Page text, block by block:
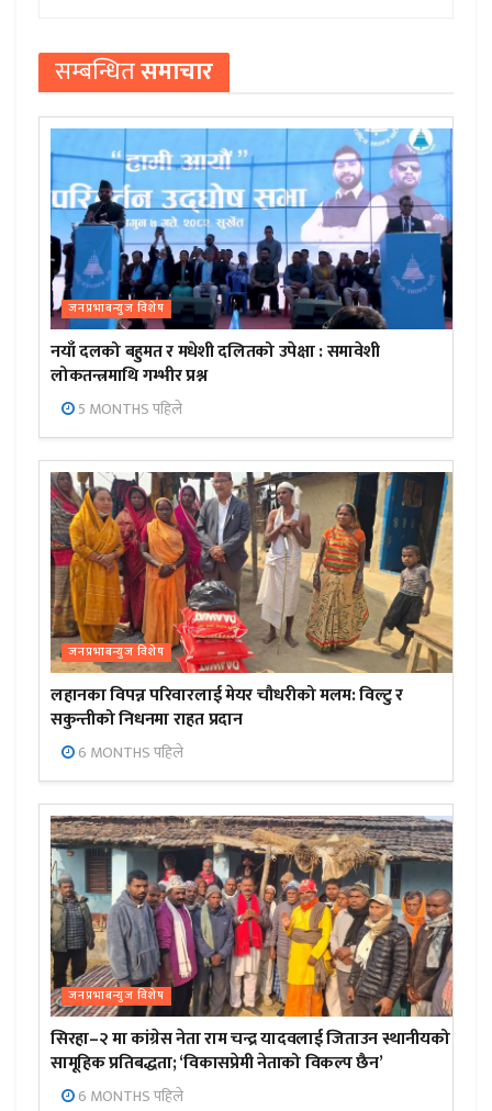
सम्बन्धितसमाचार
जनप्रभाबन्युज विशेष
नयाँ दलको बहुमत र मधेशी दलितको उपेक्षा : समावेशी
लोकतन्त्रमाथि गम्भीर प्रश्न
5 MONTHS पहिले
जनप्रभाबन्युज विशेष
लहानका विपन्न परिवारलाई मेयर चौधरीको मलम: विल्टु र
सकुन्तीको निधनमा राहत प्रदान
6 MONTHS पहिले
जनप्रभाबन्युज विशेष
सिरहा–२ मा कांग्रेस नेता राम चन्द्र यादवलाई जिताउन स्थानीयको
सामूहिक प्रतिबद्धता; ‘विकासप्रेमी नेताको विकल्प छैन’
6 MONTHS पहिले